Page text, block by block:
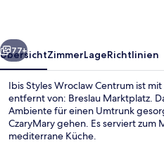
Weiter
77+
ÜbersichtZimmerLageRichtlinien
Ibis Styles Wroclaw Centrum ist
entfernt von: Breslau Marktplatz.
Ambiente für einen Umtrunk
CzaryMary gehen. Es serviert zum
mediterrane Küche.